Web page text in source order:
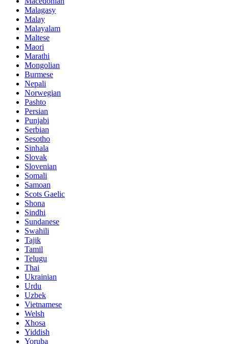
Malagasy
Malay
Malayalam
Maltese
Maori
Marathi
Mongolian
Burmese
Nepali
Norwegian
Pashto
Persian
Punjabi
Serbian
Sesotho
Sinhala
Slovak
Slovenian
Somali
Samoan
Scots Gaelic
Shona
Sindhi
Sundanese
Swahili
Tajik
Tamil
Telugu
Thai
Ukrainian
Urdu
Uzbek
Vietnamese
Welsh
Xhosa
Yiddish
Yoruba